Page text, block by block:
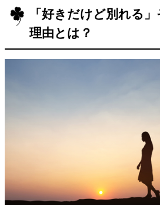
「好きだけど別れる
理由とは？